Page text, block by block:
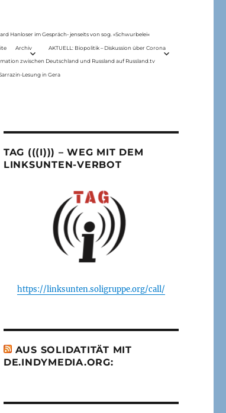
Hanloser im Gespräch- jenseits von sog. »Schwurbelei«
Archiv AKTUELL: Biopolitik – Diskussion über Corona
zwischen Deutschland und Russland auf Russland.tv
Lesung in Gera
TAG (((I))) – WEG MIT DEM
LINKSUNTEN-VERBOT
https://linksunten.soligruppe.org/call/
AUS SOLIDATITÄT MIT
DE.INDYMEDIA.ORG: